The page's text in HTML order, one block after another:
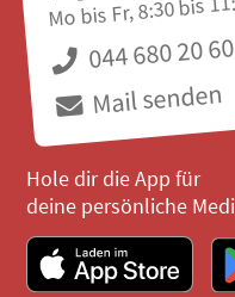
044 680 20 60
Mail senden
Hole dir die App für
deine persönliche